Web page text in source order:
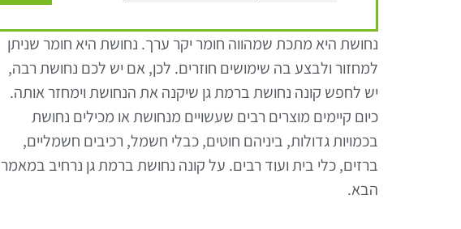
נחושת היא מתכת שמהווה חומר יקר ערך. נחושת היא חומר שניתן
למחזור ולבצע בה שימושים חוזרים. לכן, אם יש לכם נחושת רבה,
יש לחפש קונה נחושת ברמת גן שיקנה את הנחושת וימחזר אותה.
כיום קיימים מוצרים רבים שעשויים מנחושת או מכילים נחושת
בכמויות גדולות, ביניהם חוטים, כבלי חשמל, רכיבים חשמליים,
ברזים, כלי בית ועוד רבים. על קונה נחושת ברמת גן נרחיב במאמר
הבא.